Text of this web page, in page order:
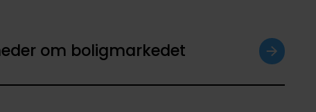
om boligmarkedet